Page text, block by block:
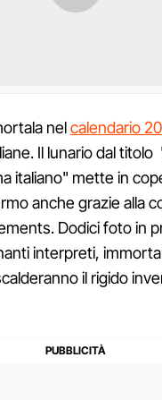
nelcalendario
Il lunario dal
italiano" mette in
anche grazie alla
Dodici foto in
interpreti,
il rigido